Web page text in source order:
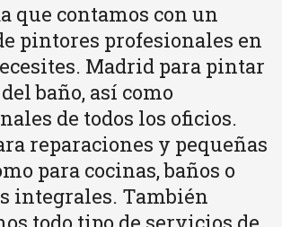
que contamos con un
pintores profesionales en
Madrid para pintar
baño, así como
de todos los oficios.
reparaciones y pequeñas
para cocinas, baños o
integrales. También